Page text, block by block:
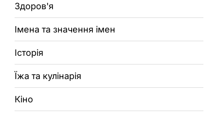
Здоров'я
Імена та значення імен
Історія
Їжа та кулінарія
Кіно